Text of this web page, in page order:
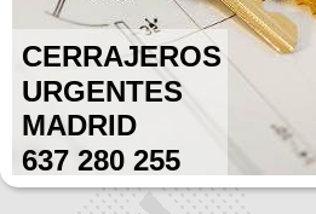
CERRAJEROS
URGENTES
MADRID
637 280 255